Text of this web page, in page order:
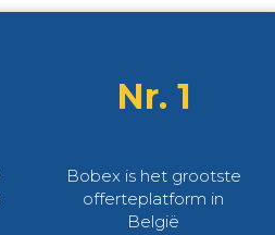
Nr. 1
Bobex is het grootste
offerteplatform in
België